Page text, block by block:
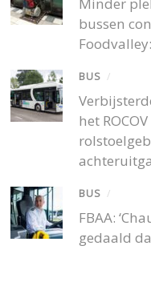
bussen
BUS /
het
BUS /
FBAA:
gedaald